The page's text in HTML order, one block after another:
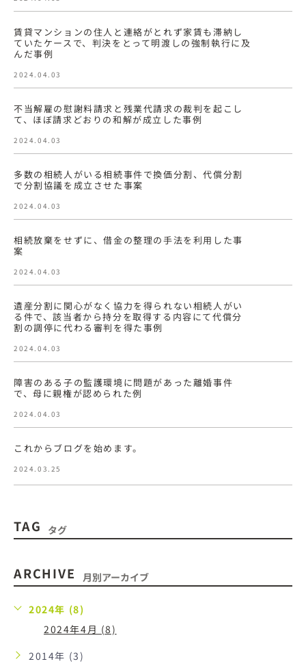
賃貸マンションの住人と連絡がとれず家賃も滞納し
ていたケースで、判決をとって明渡しの強制執行に及
んだ事例
2024.04.03
不当解雇の慰謝料請求と残業代請求の裁判を起こし
て、ほぼ請求どおりの和解が成立した事例
2024.04.03
多数の相続人がいる相続事件で換価分割、代償分割
で分割協議を成立させた事案
2024.04.03
相続放棄をせずに、借金の整理の手法を利用した事
案
2024.04.03
遺産分割に関心がなく協力を得られない相続人がい
る件で、該当者から持分を取得する内容にて代償分
割の調停に代わる審判を得た事例
2024.04.03
障害のある子の監護環境に問題があった離婚事件
で、母に親権が認められた例
2024.04.03
これからブログを始めます。
2024.03.25
TAG タグ
ARCHIVE 月別アーカイブ
2024年 (8)
2024年4月 (8)
2014年 (3)